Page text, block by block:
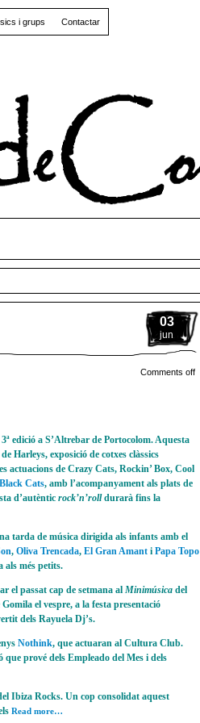
i grups Contactar
03
jun
Comments off
3ª edició a S’Altrebar de Portocolom. Aquesta
Harleys, exposició de cotxes clàssics
actuacions de Crazy Cats, Rockin’ Box, Cool
Black Cats, amb l’acompanyament als plats de
d’autèntic rock’n’rolldurarà fins la
tarda de música dirigida als infants amb el
, Oliva Trencada, El Gran Amant i Papa Topo
als més petits.
el passat cap de setmana al Minimúsica del
el vespre, a la festa presentació
dels Rayuela Dj’s.
Nothink, que actuaran al Cultura Club.
que prové dels Empleado del Mes i dels
Ibiza Rocks. Un cop consolidat aquest
Read more…